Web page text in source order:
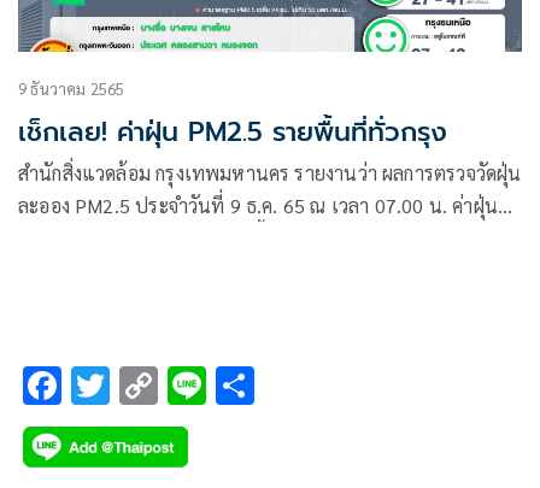
9 ธันวาคม 2565
เช็กเลย! ค่าฝุ่น PM2.5 รายพื้นที่ทั่วกรุง
สำนักสิ่งแวดล้อม กรุงเทพมหานคร รายงานว่า ผลการตรวจวัดฝุ่น
ละออง PM2.5 ประจำวันที่ 9 ธ.ค. 65 ณ เวลา 07.00 น. ค่าฝุ่น
F
ac
e
T
wi
tt
C
o
p
Li